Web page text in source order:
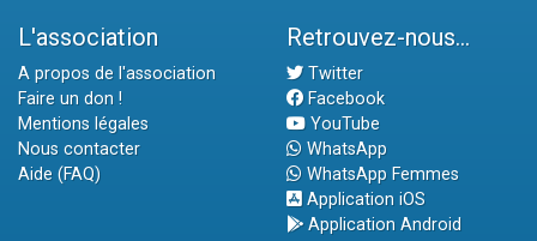
L'association
A propos de l'association
Faire un don !
Mentions légales
Nous contacter
Aide (FAQ)
Retrouvez-nous...
Twitter
Facebook
YouTube
WhatsApp
WhatsApp Femmes
Application iOS
Application Android